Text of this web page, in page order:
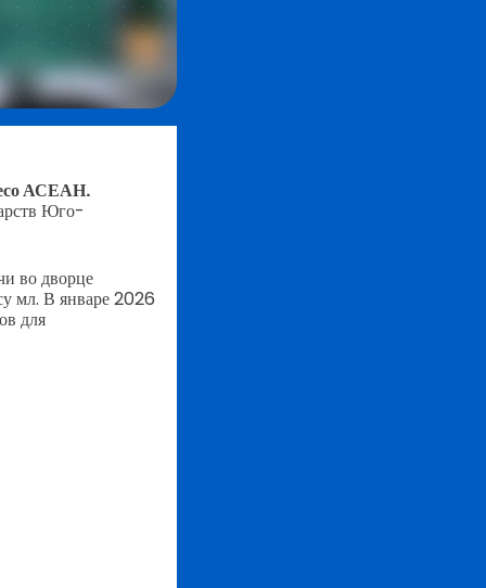
АСЕАН.
Юго-
во дворце
мл. В январе 2026
для